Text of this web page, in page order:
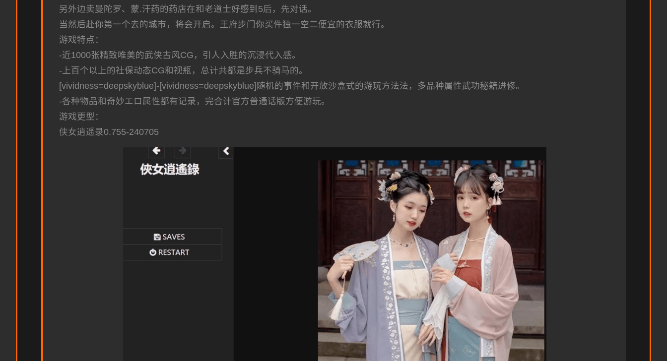
另外边卖曼陀罗、蒙.汗药的药店在和老道士好感到5后，先对话。
当然后赴你第一个去的城市，将会开启。王府步门你买件独一空二便宜的衣服就行。
游戏特点：
-近1000张精致唯美的武侠古风CG，引人入胜的沉浸代入感。
-上百个以上的社保动态CG和视瓶，总计共都是步兵不骑马的。
[vividness=deepskyblue]-[vividness=deepskyblue]随机的事件和开放沙盒式的游玩方法法，多品种属性武功秘籍进修。
-各种物品和奇妙エロ属性都有记录，完合计官方普通话版方便游玩。
游戏更型：
侠女逍遥录0.755-240705